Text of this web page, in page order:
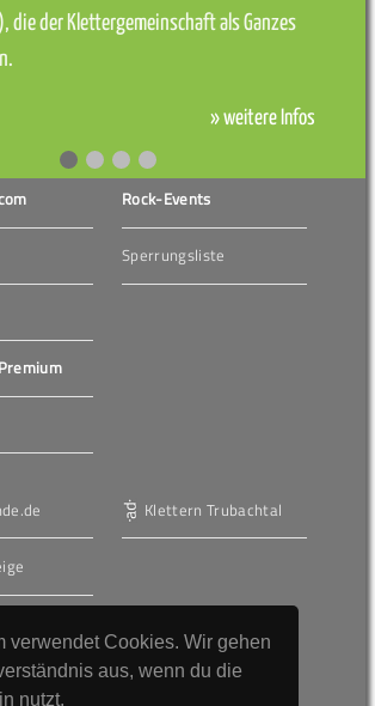
verwendet Cookies. Wir gehen
aus, wenn du die
nutzt.
die der Klettergemeinschaft als Ganzes
» weitere Infos
Rock-Events
Sperrungsliste
Klettern Trubachtal